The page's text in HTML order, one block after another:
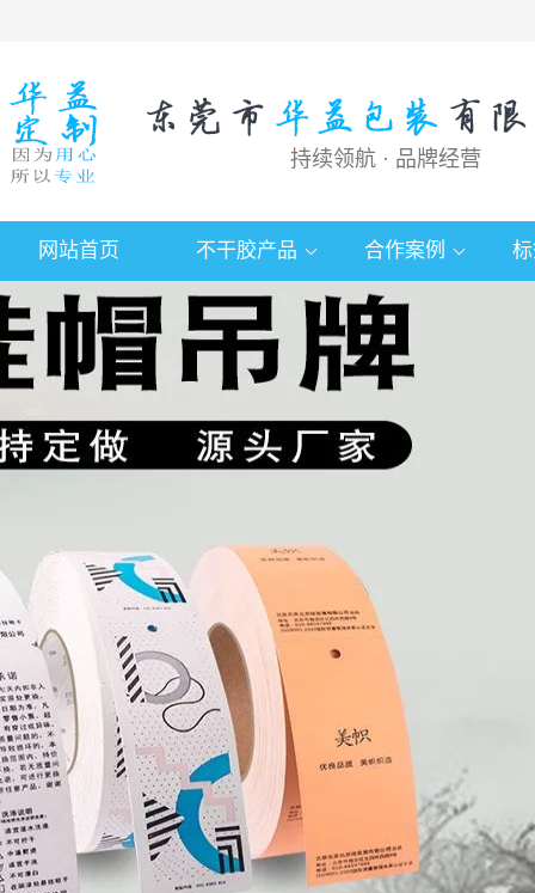
持续领航 · 品牌经营
网站首页 不干胶产品 合作案例